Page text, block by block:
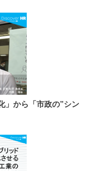
」から「市政の”シン